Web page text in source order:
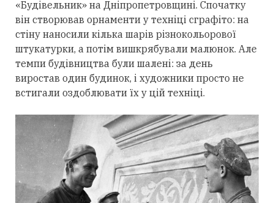
«Будівельник» на Дніпропетровщині. Спочатку
він створював орнаменти у техніці сграфіто: на
стіну наносили кілька шарів різнокольорової
штукатурки, а потім вишкрябували малюнок. Але
темпи будівництва були шалені: за день
виростав один будинок, і художники просто не
встигали оздоблювати їх у цій техніці.